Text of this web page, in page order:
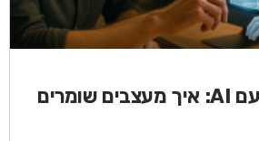
שיתוף פעולה עם AI: איך מעצבים שומרים